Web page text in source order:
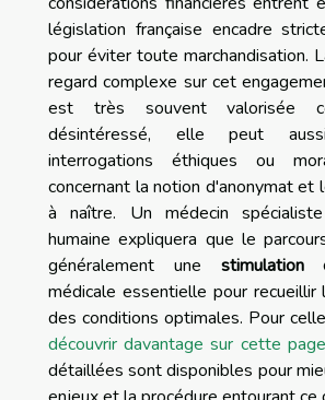
législation française encadre
pour éviter toute marchandisation.
regard complexe sur cet
est très souvent valorisée
désintéressé, elle peut
interrogations éthiques ou
concernant la notion d'anonymat et
à naître. Un médecin
humaine expliquera que le
généralement une stimulation
médicale essentielle pour
des conditions optimales. Pour
découvrir davantage sur cette page
détaillées sont disponibles pour